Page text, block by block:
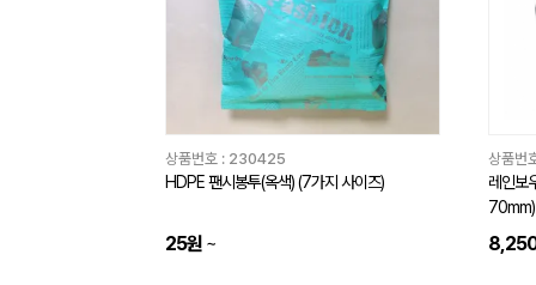
상품번호 : 230425
HDPE 팬시봉투(옥색) (7가지 사이즈)
25원 ~
상품번
레인보
70mm)